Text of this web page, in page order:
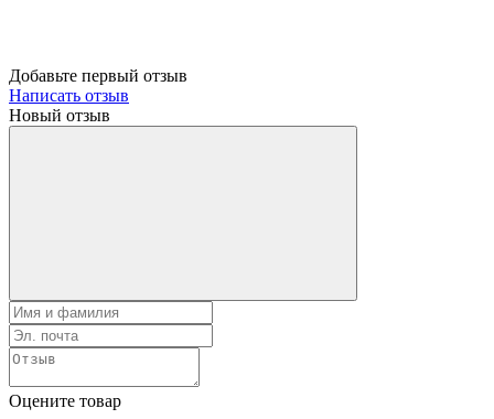
Добавьте первый отзыв
Написать отзыв
Новый отзыв
Оцените товар